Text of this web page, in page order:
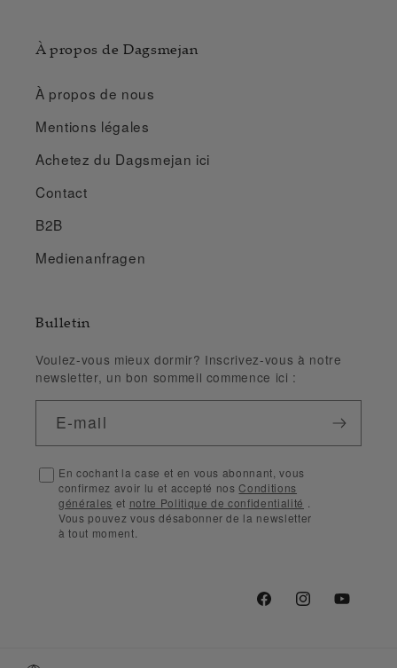
À propos de Dagsmejan
À propos de nous
Mentions légales
Achetez du Dagsmejan ici
Contact
B2B
Medienanfragen
Bulletin
Voulez-vous mieux dormir? Inscrivez-vous à notre
newsletter, un bon sommeil commence ici :
E-mail
En cochant la case et en vous abonnant, vous
confirmez avoir lu et accepté nosConditions
générales et notre Politique de confidentialité
Vous pouvez vous désabonner de la newsletter
à tout moment.
FacebookInstagramYouTube